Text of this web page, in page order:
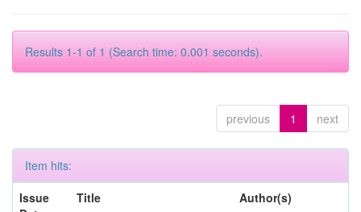
Results 1-1 of 1 (Search time: 0.001 seconds).
previous 1 next
Item hits:
Issue
Title Author(s)